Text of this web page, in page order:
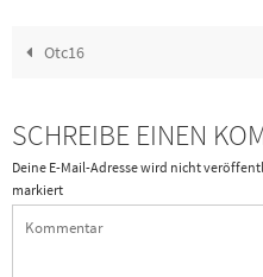
Otc16
SCHREIBE EINEN
Deine E-Mail-Adresse wird nicht
markiert